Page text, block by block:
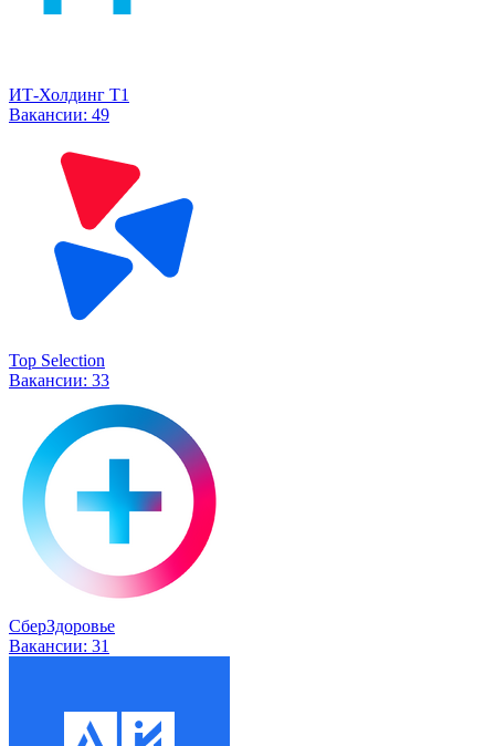
ИТ-Холдинг Т1
Вакансии: 49
Top Selection
Вакансии: 33
СберЗдоровье
Вакансии: 31